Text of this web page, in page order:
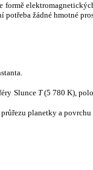
potřeba žádné hmotné
Slunce T(5 780 K),
planetky a